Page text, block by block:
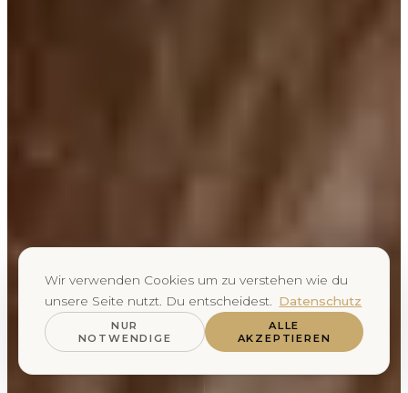
Wir verwenden Cookies um zu verstehen wie du
unsere Seite nutzt. Du entscheidest.
Datenschutz
NUR
NOTWENDIGE
ALLE
AKZEPTIEREN